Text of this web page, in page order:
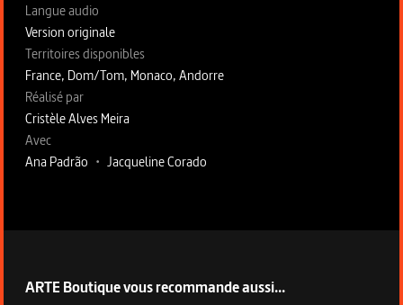
Langue audio
Version originale
Territoires disponibles
France, Dom/Tom, Monaco, Andorre
Fiche technique section droite
Réalisé par
Cristèle Alves Meira
Avec
Ana Padrão • Jacqueline Corado
ARTE Boutique vous recommande aussi...